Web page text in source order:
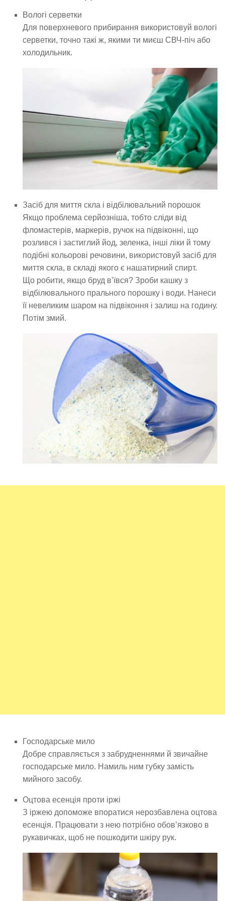
Вологі серветки
Для поверхневого прибирання використовуй вологі
серветки, точно такі ж, якими ти миєш СВЧ-піч або
холодильник.
Засіб для миття скла і відбілювальний порошок
Якщо проблема серйозніша, тобто сліди від
фломастерів, маркерів, ручок на підвіконні, що
розлився і застиглий йод, зеленка, інші ліки й тому
подібні кольорові речовини, використовуй засіб для
миття скла, в складі якого є нашатирний спирт.
Що робити, якщо бруд в’ївся? Зроби кашку з
відбілювального прального порошку і води. Нанеси
її невеликим шаром на підвіконня і залиш на годину.
Потім змий.
Господарське мило
Добре справляється з забрудненнями й звичайне
господарське мило. Намиль ним губку замість
мийного засобу.
Оцтова есенція проти іржі
З іржею допоможе впоратися нерозбавлена оцтова
есенція. Працювати з нею потрібно обов’язково в
рукавичках, щоб не пошкодити шкіру рук.